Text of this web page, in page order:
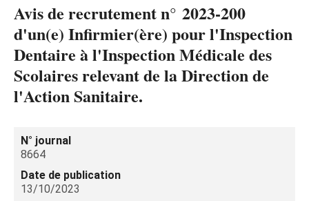
Avis de recrutement n° 2023-200
d'un(e) Infirmier(ère) pour l'Inspection
Dentaire à l'Inspection Médicale des
Scolaires relevant de la Direction de
l'Action Sanitaire.
N° journal
8664
Date de publication
13/10/2023